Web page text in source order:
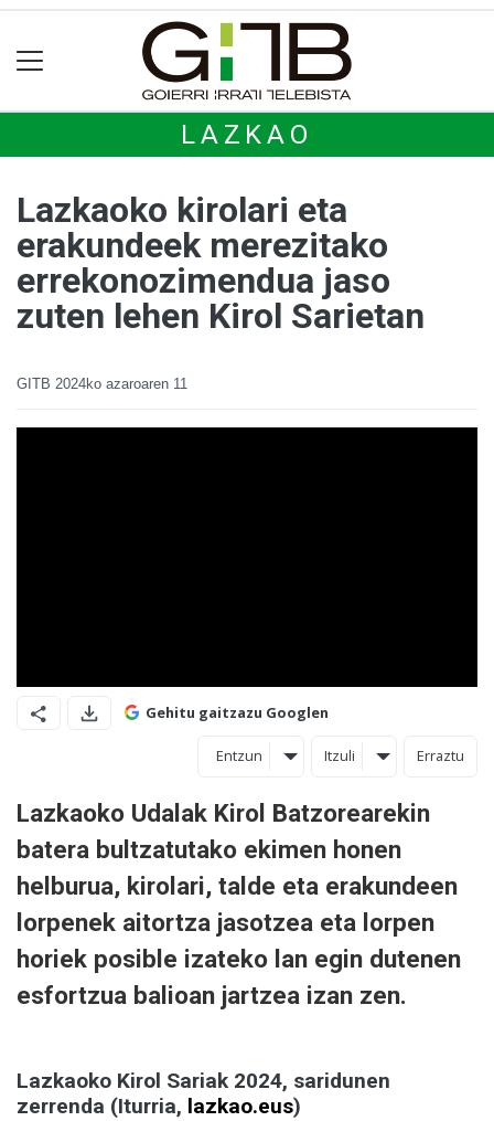
LAZKAO
Lazkaoko kirolari eta
erakundeek merezitako
errekonozimendua jaso
zuten lehen Kirol Sarietan
GITB 2024ko azaroaren 11
Gehitu gaitzazu Googlen
Entzun Itzuli Erraztu
Lazkaoko Udalak Kirol Batzorearekin
batera bultzatutako ekimen honen
helburua, kirolari, talde eta erakundeen
lorpenek aitortza jasotzea eta lorpen
horiek posible izateko lan egin dutenen
esfortzua balioan jartzea izan zen.
Lazkaoko Kirol Sariak 2024, saridunen
zerrenda (Iturria, lazkao.eus)